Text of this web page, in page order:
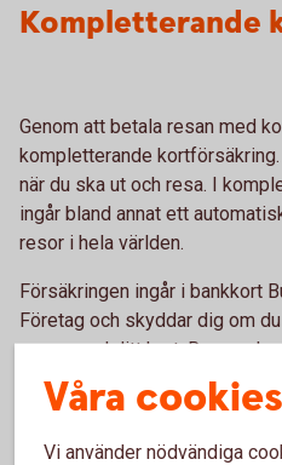
Kompletterande
Genom att betala resan med
kompletterande
när du ska ut och resa. I
ingår bland annat ett
resor i hela världen.
Försäkringen ingår i bankkort
Företag och skyddar dig om
resan med ditt kort. Resan
minst 1 000 kronor, exklusive
Våra
Vi använder nödvändiga